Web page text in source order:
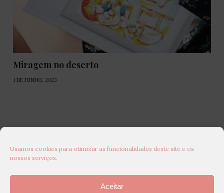
Usamos cookies para otimizar as funcionalidades deste site e os
nossos serviços.
Aceitar
Miragem no deserto
1 DE JUNHO, 2023